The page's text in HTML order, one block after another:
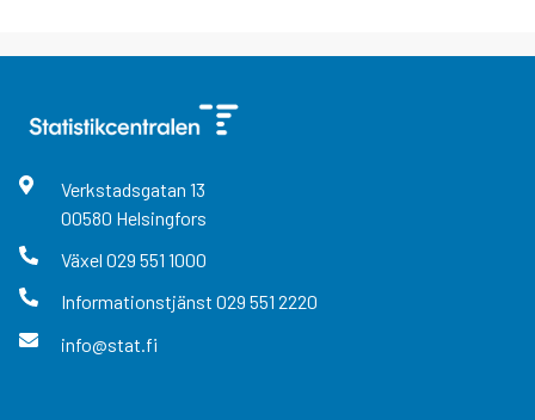
Verkstadsgatan 13
00580 Helsingfors
Växel 029 551 1000
Informationstjänst 029 551 2220
info@stat.fi